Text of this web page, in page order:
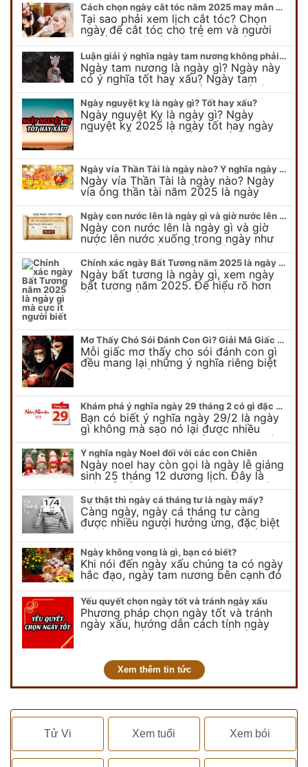
Cách chọn ngày cắt tóc năm 2025 may mắn cho cả trẻ em và người lớn
Tại sao phải xem lịch cắt tóc? Chọn
ngày để cắt tóc cho trẻ em và người
lớn cần lưu ý điều gì để gặp nhiều may
mắn ? Khi…
Luận giải ý nghĩa ngày tam nương không phải ai cũng biết
Ngày tam nương là ngày gì? Ngày này
có ý nghĩa tốt hay xấu? Ngày tam
nương sát có nguồn gốc như thế nào?
Cần kiêng kỵ điều gì khi…
Ngày nguyệt kỵ là ngày gì? Tốt hay xấu?
Ngày nguyệt Kỵ là ngày gì? Ngày
nguyệt kỵ 2025 là ngày tốt hay ngày
xấu, xem ngay để biết chi tiết ý nghĩa
Ngày vía Thần Tài là ngày nào? Ý nghĩa ngày vía Thần Tài năm 2025
Ngày vía Thần Tài là ngày nào? Ngày
vía ông thần tài năm 2025 là ngày
mùng 10 âm lịch hàng tháng. Tại sao
trong ngày này, tất cả mọi…
Ngày con nước lên là ngày gì và giờ nước lên nước xuống trong ngày?
Ngày con nước lên là ngày gì và giờ
nước lên nước xuống trong ngày như
thế nào? Có điều gì cần chú ý về ngày
con nước lên? Đừng…
Chính xác ngày Bất Tương năm 2025 là ngày gì mà cực ít người biết
Ngày bất tương là ngày gì, xem ngày
bất tương năm 2025. Để hiểu rõ hơn
về ngày bất tương, ngày bất tương là
Mơ Thấy Chó Sói Đánh Con Gì? Giải Mã Giấc Mơ Bí Ẩn
Mỗi giấc mơ thấy cho sói đánh con gì
đều mang lại những ý nghĩa riêng biệt
và có thể phản ánh tâm trạng, suy nghĩ
Khám phá ý nghĩa ngày 29 tháng 2 có gì đặc biệt?
Bạn có biết ý nghĩa ngày 29/2 là ngày
gì không mà sao nó lại được nhiều
người chú ý đến vậy. Tất cả mọi người
đều cho rằng đây…
Ý nghĩa ngày Noel đối với các con Chiên
Ngày noel hay còn gọi là ngày lễ giáng
sinh 25 tháng 12 dương lịch. Đây là
ngày lễ của bên thiên chúa giáo, ngày
lễ thiên chúa giáng sinh,…
Sự thật thì ngày cá tháng tư là ngày mấy?
Càng ngày, ngày cá tháng tư càng
được nhiều người hưởng ứng, đặc biệt
là các bạn trẻ bởi họ sẽ nghĩ ra đủ trò
vui chơi, tinh nghịch, hài…
Ngày không vong là gì, bạn có biết?
Khi nói đến ngày xấu chúng ta có ngày
hắc đạo, ngày tam nương bên cạnh đó
còn có ngày không vong. Tuy nhiên khi
nói đến ngày không vong…
Yếu quyết chọn ngày tốt và tránh ngày xấu
Phương pháp chọn ngày tốt và tránh
ngày xấu, hướng dẫn cách tính ngày
tốt, ngày xấu trong tháng để tiến hành
Xem thêm tin tức
Tử Vi Xem tuổi Xem bói